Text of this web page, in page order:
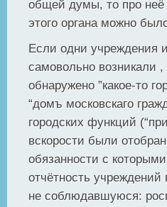
общей думы, то про неё
этого органа можно
Если одни учреждения
самовольно возникали
обнаружено ”какое-то
“домъ московскаго
городских функций
вскорости были
обязанности с
отчётность
не соблюдавшуюся: